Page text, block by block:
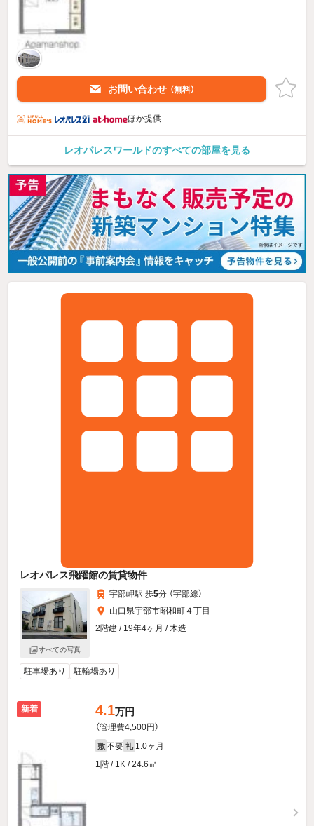
お問い合わせ （無料）
ほか提供
レオパレスワールドのすべての部屋を見る
レオパレス飛躍館の賃貸物件
すべての写真
宇部岬駅 歩5分 （宇部線）
山口県宇部市昭和町４丁目
2階建 / 19年4ヶ月 / 木造
駐車場あり 駐輪場あり
新着 4.1万円
（管理費4,500円）
敷 不要 礼 1.0ヶ月
1階 / 1K / 24.6㎡